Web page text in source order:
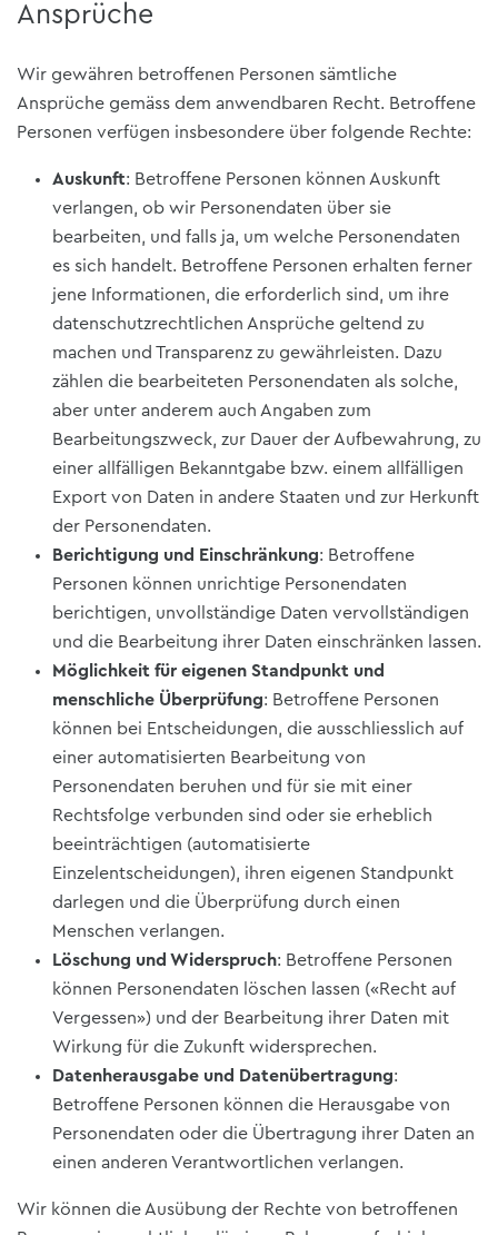
Ansprüche
Wir gewähren betroffenen Personen sämtliche
Ansprüche gemäss dem anwendbaren Recht. Betroffene
Personen verfügen insbesondere über folgende Rechte:
Auskunft: Betroffene Personen können Auskunft
verlangen, ob wir Personendaten über sie
bearbeiten, und falls ja, um welche Personendaten
es sich handelt. Betroffene Personen erhalten ferner
jene Informationen, die erforderlich sind, um ihre
datenschutzrechtlichen Ansprüche geltend zu
machen und Transparenz zu gewährleisten. Dazu
zählen die bearbeiteten Personendaten als solche,
aber unter anderem auch Angaben zum
Bearbeitungszweck, zur Dauer der Aufbewahrung, zu
einer allfälligen Bekanntgabe bzw. einem allfälligen
Export von Daten in andere Staaten und zur Herkunft
der Personendaten.
Berichtigung und Einschränkung: Betroffene
Personen können unrichtige Personendaten
berichtigen, unvollständige Daten vervollständigen
und die Bearbeitung ihrer Daten einschränken lassen.
Möglichkeit für eigenen Standpunkt und
menschliche Überprüfung: Betroffene Personen
können bei Entscheidungen, die ausschliesslich auf
einer automatisierten Bearbeitung von
Personendaten beruhen und für sie mit einer
Rechtsfolge verbunden sind oder sie erheblich
beeinträchtigen (automatisierte
Einzelentscheidungen), ihren eigenen Standpunkt
darlegen und die Überprüfung durch einen
Menschen verlangen.
Löschung und Widerspruch: Betroffene Personen
können Personendaten löschen lassen («Recht auf
Vergessen») und der Bearbeitung ihrer Daten mit
Wirkung für die Zukunft widersprechen.
Datenherausgabe und Datenübertragung:
Betroffene Personen können die Herausgabe von
Personendaten oder die Übertragung ihrer Daten an
einen anderen Verantwortlichen verlangen.
Wir können die Ausübung der Rechte von betroffenen